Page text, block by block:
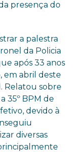
presença do
a palestra
da Policia
após 33 anos
em abril deste
Relatou sobre
35º BPM de
devido à
diversas